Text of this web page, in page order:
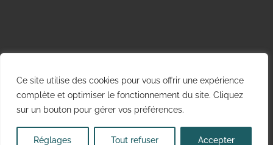
Ce site utilise des cookies pour vous offrir une expérience
complète et optimiser le fonctionnement du site. Cliquez
sur un bouton pour gérer vos préférences.
Réglages Tout refuser Accepter